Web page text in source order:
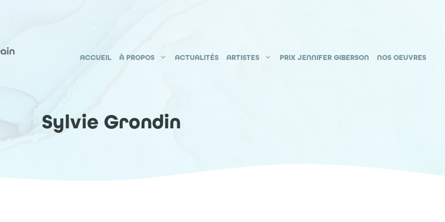
ACCUEIL À PROPOS ACTUALITÉS ARTISTES PRIX JENNIFER GIBERSON NOS OEUVRES
Sylvie Grondin